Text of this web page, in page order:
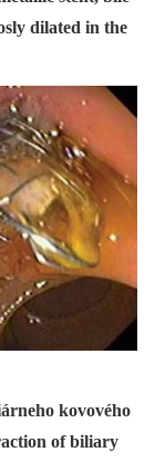
dilated in the
kovového
of biliary